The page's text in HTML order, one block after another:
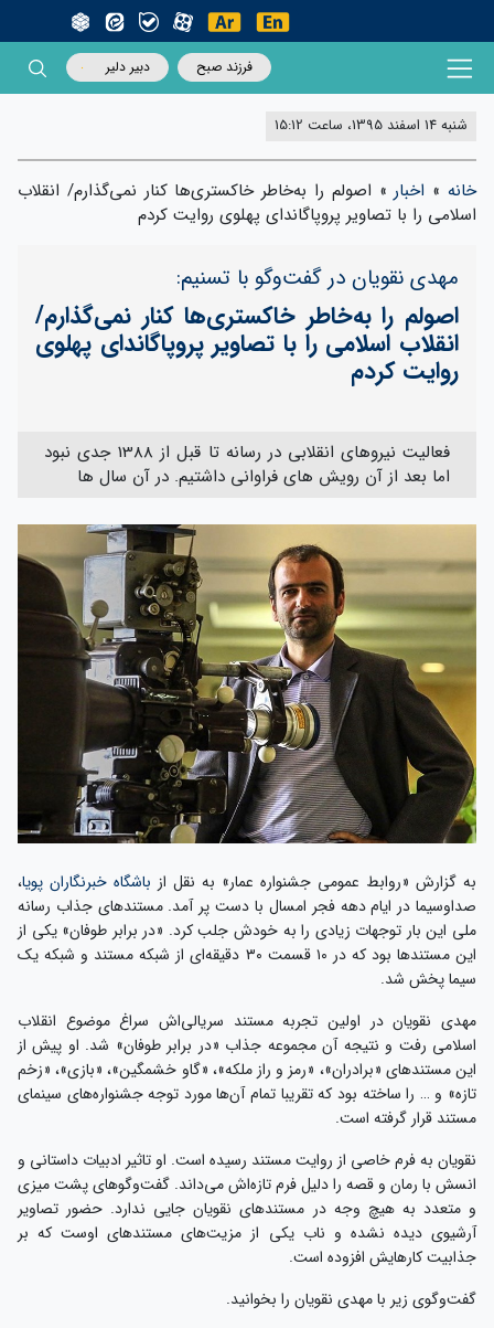
فرزند صبح دبیر دلیر
شنبه 14 اسفند 1395، ساعت 15:12
خانه» اخبار » اصولم را به‌خاطر خاکستری‌ها کنار نمی‌گذارم/ انقلاب
اسلامی را با تصاویر پروپاگاندای پهلوی روایت کردم
مهدی نقویان در گفت‌وگو با تسنیم:
اصولم را به‌خاطر خاکستری‌ها کنار نمی‌گذارم/
انقلاب اسلامی را با تصاویر پروپاگاندای پهلوی
روایت کردم
فعالیت نیروهای انقلابی در رسانه تا قبل از 1388 جدی نبود
اما بعد از آن رویش های فراوانی داشتیم. در آن سال ها
به گزارش «روابط عمومی جشنواره عمار» به نقل از باشگاه خبرنگاران پویا،
صداوسیما در ایام دهه فجر امسال با دست پر آمد. مستندهای جذاب رسانه
ملی این بار توجهات زیادی را به خودش جلب کرد. «در برابر طوفان» یکی از
این مستندها بود که در ۱۰ قسمت ۳۰ دقیقه‌ای از شبکه مستند و شبکه یک
سیما پخش شد.
مهدی نقویان در اولین تجربه مستند سریالی‌اش سراغ موضوع انقلاب
اسلامی رفت و نتیجه آن مجموعه جذاب «در برابر طوفان» شد. او پیش از
این مستندهای «برادران»، «رمز و راز ملکه»، «گاو خشمگین»، «بازی»، «زخم
تازه» و … را ساخته بود که تقریبا تمام آن‌ها مورد توجه جشنواره‌های سینمای
مستند قرار گرفته است.
نقویان به فرم خاصی از روایت مستند رسیده است. او تاثیر ادبیات داستانی و
انسش با رمان و قصه را دلیل فرم تازه‌اش می‌داند. گفت‌وگوهای پشت میزی
و متعدد به هیچ وجه در مستندهای نقویان جایی ندارد. حضور تصاویر
آرشیوی دیده نشده و ناب یکی از مزیت‌های مستندهای اوست که بر
جذابیت کارهایش افزوده است.
گفت‌وگوی زیر با مهدی نقویان را بخوانید.